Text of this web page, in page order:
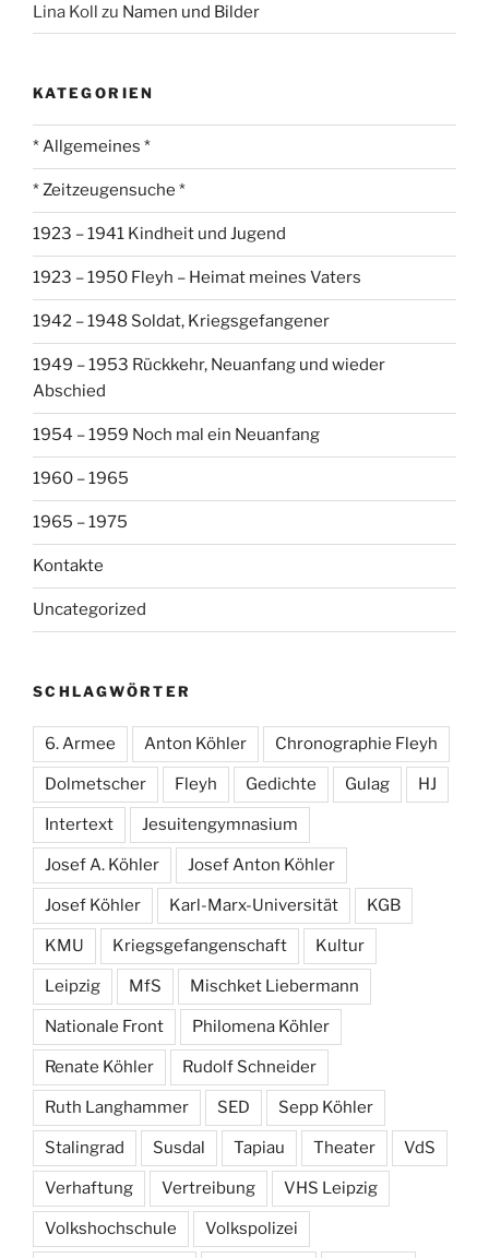
Lina Koll zu Namen und Bilder
KATEGORIEN
* Allgemeines *
* Zeitzeugensuche *
1923 – 1941 Kindheit und Jugend
1923 – 1950 Fleyh – Heimat meines Vaters
1942 – 1948 Soldat, Kriegsgefangener
1949 – 1953 Rückkehr, Neuanfang und wieder
Abschied
1954 – 1959 Noch mal ein Neuanfang
1960 – 1965
1965 – 1975
Kontakte
Uncategorized
SCHLAGWÖRTER
6. Armee Anton Köhler Chronographie Fleyh
Dolmetscher Fleyh Gedichte Gulag HJ
Intertext Jesuitengymnasium
Josef A. Köhler Josef Anton Köhler
Josef Köhler Karl-Marx-Universität KGB
KMU Kriegsgefangenschaft Kultur
Leipzig MfS Mischket Liebermann
Nationale Front Philomena Köhler
Renate Köhler Rudolf Schneider
Ruth Langhammer SED Sepp Köhler
Stalingrad Susdal Tapiau Theater VdS
Verhaftung Vertreibung VHS Leipzig
Volkshochschule Volkspolizei